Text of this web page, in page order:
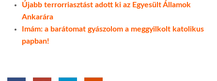
Újabb terrorriasztást adott ki az Egyesült Államok
Ankarára
Imám: a barátomat gyászolom a meggyilkolt katolikus
papban!